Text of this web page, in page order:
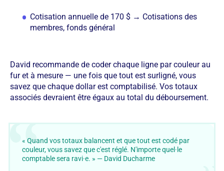
Cotisation annuelle de 170 $ → Cotisations des
membres, fonds général
David recommande de coder chaque ligne par couleur au
fur et à mesure — une fois que tout est surligné, vous
savez que chaque dollar est comptabilisé. Vos totaux
associés devraient être égaux au total du déboursement.
« Quand vos totaux balancent et que tout est codé par
couleur, vous savez que c'est réglé. N'importe quel·le
comptable sera ravi·e. » — David Ducharme